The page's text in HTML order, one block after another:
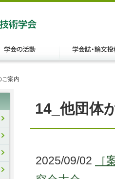
ご案内
14_他団体
2025/09/02
［